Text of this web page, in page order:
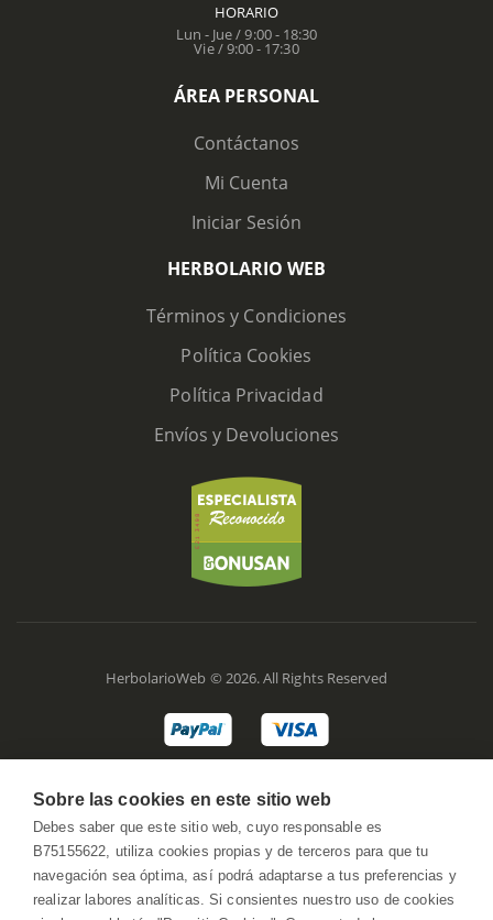
HORARIO
Lun - Jue / 9:00 - 18:30
Vie / 9:00 - 17:30
ÁREA PERSONAL
Contáctanos
Mi Cuenta
Iniciar Sesión
HERBOLARIO WEB
Términos y Condiciones
Política Cookies
Política Privacidad
Envíos y Devoluciones
HerbolarioWeb © 2026. All Rights Reserved
Sobre las cookies en este sitio web
Debes saber que este sitio web, cuyo responsable es
B75155622, utiliza cookies propias y de terceros para que tu
navegación sea óptima, así podrá adaptarse a tus preferencias y
realizar labores analíticas. Si consientes nuestro uso de cookies